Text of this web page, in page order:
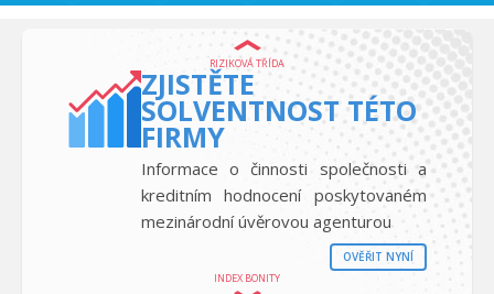
RIZIKOVÁ TŘÍDA
ZJISTĚTE
SOLVENTNOST TÉTO
FIRMY
Informace o činnosti společnosti a
kreditním hodnocení poskytovaném
mezinárodní úvěrovou agenturou
OVĚŘIT NYNÍ
INDEX BONITY